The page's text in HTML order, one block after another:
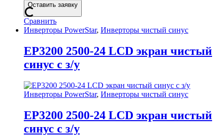
Оставить заявку
Сравнить
Инверторы PowerStar, Инверторы чистый синус
EP3200 2500-24 LCD экран чистый
синус с з/у
Инверторы PowerStar, Инверторы чистый синус
EP3200 2500-24 LCD экран чистый
синус с з/у